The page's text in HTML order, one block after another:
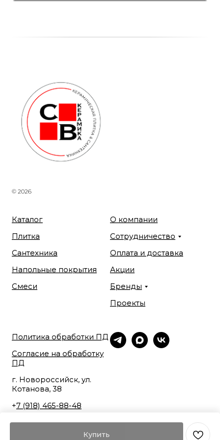
Купить
© 2026
Каталог
Плитка
Сантехника
Напольные покрытия
Смеси
О компании
Сотрудничество
Оплата и доставка
Акции
Бренды
Проекты
Политика обработки ПД
Согласие на обработку
ПД
г. Новороссийск, ул.
Котанова, 38
+7 (918) 465-88-48